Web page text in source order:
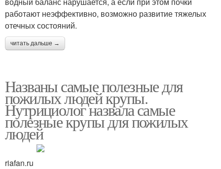
работают неэффективно, возможно развитие тяжелых
отечных состояний.
читать дальше →
Названы самые полезные для
пожилых людей крупы.
Нутрициолог назвала самые
полезные крупы для пожилых
людей
riafan.ru